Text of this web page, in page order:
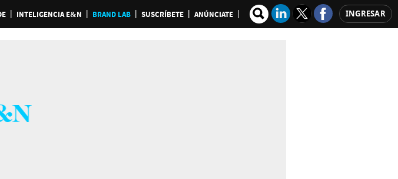
INTELIGENCIA E&N BRAND LAB SUSCRÍBETE ANÚNCIATE INGRESAR